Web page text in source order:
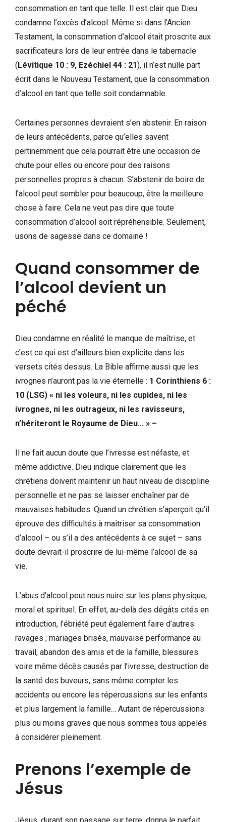
consommation en tant que telle. Il est clair que Dieu
condamne l’excès d’alcool. Même si dans l’Ancien
Testament, la consommation d’alcool était proscrite aux
sacrificateurs lors de leur entrée dans le tabernacle
( Lévitique 10 : 9, Ezéchiel 44 : 21), il n’est nulle part
écrit dans le Nouveau Testament, que la consommation
d’alcool en tant que telle soit condamnable.
Certaines personnes devraient s’en abstenir. En raison
de leurs antécédents, parce qu’elles savent
pertinemment que cela pourrait être une occasion de
chute pour elles ou encore pour des raisons
personnelles propres à chacun. S’abstenir de boire de
l’alcool peut sembler pour beaucoup, être la meilleure
chose à faire. Cela ne veut pas dire que toute
consommation d’alcool soit répréhensible. Seulement,
usons de sagesse dans ce domaine !
Quand consommer de
l’alcool devient un
péché
Dieu condamne en réalité le manque de maîtrise, et
c’est ce qui est d’ailleurs bien explicite dans les
versets cités dessus. La Bible affirme aussi que les
ivrognes n’auront pas la vie éternelle : 1 Corinthiens 6 :
10 (LSG) « ni les voleurs, ni les cupides, ni les
ivrognes, ni les outrageux, ni les ravisseurs,
n’hériteront le Royaume de Dieu… » –
Il ne fait aucun doute que l’ivresse est néfaste, et
même addictive. Dieu indique clairement que les
chrétiens doivent maintenir un haut niveau de discipline
personnelle et ne pas se laisser enchaîner par de
mauvaises habitudes. Quand un chrétien s’aperçoit qu’il
éprouve des difficultés à maîtriser sa consommation
d’alcool – ou s’il a des antécédents à ce sujet – sans
doute devrait-il proscrire de lui-même l’alcool de sa
vie.
L’abus d’alcool peut nous nuire sur les plans physique,
moral et spirituel. En effet, au-delà des dégâts cités en
introduction, l’ébriété peut également faire d’autres
ravages ; mariages brisés, mauvaise performance au
travail, abandon des amis et de la famille, blessures
voire même décès causés par l’ivresse, destruction de
la santé des buveurs, sans même compter les
accidents ou encore les répercussions sur les enfants
et plus largement la famille… Autant de répercussions
plus ou moins graves que nous sommes tous appelés
à considérer pleinement.
Prenons l’exemple de
Jésus